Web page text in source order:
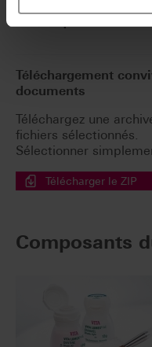
Téléchargement
documents
Téléchargez une
fichiers sélectionnés.
Sélectionner
Télécharger le ZIP
Composants